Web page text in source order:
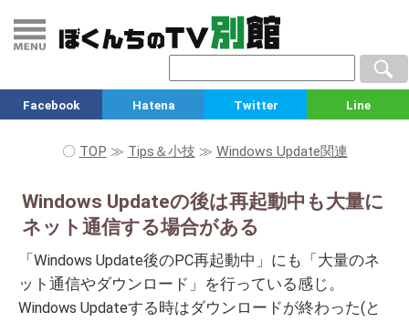
Facebook Hatena Twitter Line
〇 TOP ≫ Tips＆小技 ≫ Windows Update関連
Windows Updateの後は再起動中も大量に
ネット通信する場合がある
「Windows Update後のPC再起動中」にも「大量のネ
ット通信やダウンロード」を行っている感じ。
Windows Updateする時はダウンロードが終わった(と